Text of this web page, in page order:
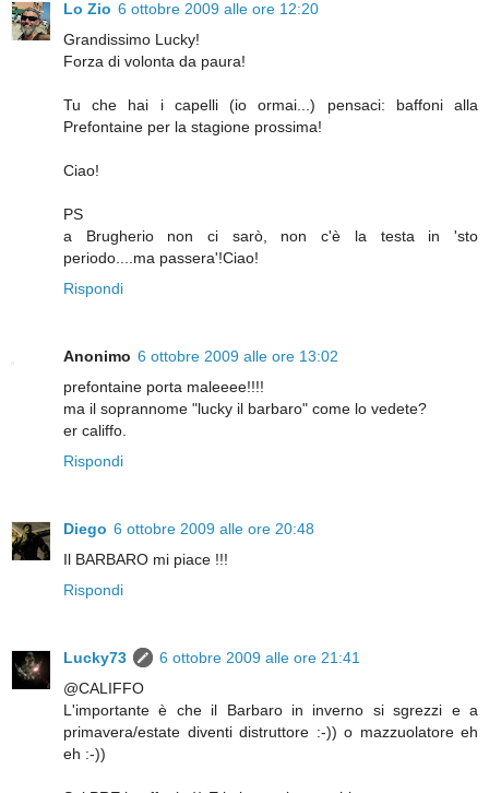
Lo Zio 6 ottobre 2009 alle ore 12:20
Grandissimo Lucky!
Forza di volonta da paura!
Tu che hai i capelli (io ormai...) pensaci: baffoni alla
Prefontaine per la stagione prossima!
Ciao!
PS
a Brugherio non ci sarò, non c'è la testa in 'sto
periodo....ma passera'!Ciao!
Rispondi
Anonimo 6 ottobre 2009 alle ore 13:02
prefontaine porta maleeee!!!!
ma il soprannome "lucky il barbaro" come lo vedete?
er califfo.
Rispondi
Diego 6 ottobre 2009 alle ore 20:48
Il BARBARO mi piace !!!
Rispondi
Lucky73
6 ottobre 2009 alle ore 21:41
@CALIFFO
L'importante è che il Barbaro in inverno si sgrezzi e a
primavera/estate diventi distruttore :-)) o mazzuolatore eh
eh :-))